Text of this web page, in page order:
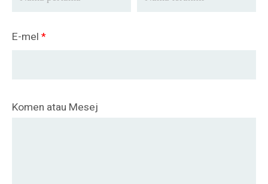
E-mel *
Komen atau Mesej